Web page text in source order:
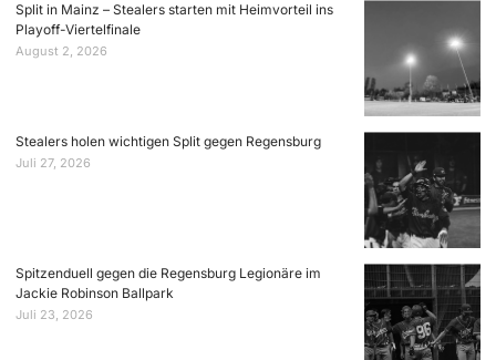
Split in Mainz – Stealers starten mit Heimvorteil ins
Playoff-Viertelfinale
August 2, 2026
Stealers holen wichtigen Split gegen Regensburg
Juli 27, 2026
Spitzenduell gegen die Regensburg Legionäre im
Jackie Robinson Ballpark
Juli 23, 2026